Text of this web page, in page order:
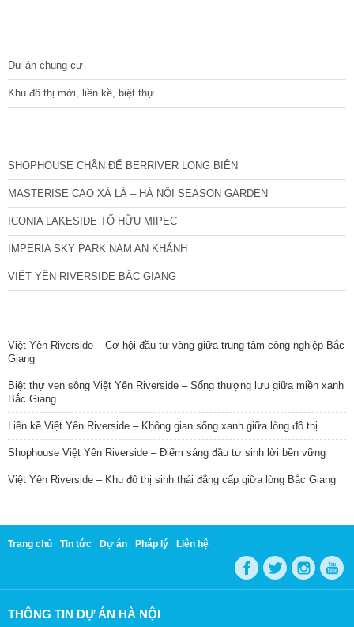
Dự án chung cư
Khu đô thị mới, liền kề, biệt thự
SHOPHOUSE CHÂN ĐẾ BERRIVER LONG BIÊN
MASTERISE CAO XÀ LÁ – HÀ NỘI SEASON GARDEN
ICONIA LAKESIDE TỐ HỮU MIPEC
IMPERIA SKY PARK NAM AN KHÁNH
VIỆT YÊN RIVERSIDE BẮC GIANG
Việt Yên Riverside – Cơ hội đầu tư vàng giữa trung tâm công nghiệp Bắc
Giang
Biệt thự ven sông Việt Yên Riverside – Sống thượng lưu giữa miền xanh
Bắc Giang
Liền kề Việt Yên Riverside – Không gian sống xanh giữa lòng đô thị
Shophouse Việt Yên Riverside – Điểm sáng đầu tư sinh lời bền vững
Việt Yên Riverside – Khu đô thị sinh thái đẳng cấp giữa lòng Bắc Giang
Trang chủ Tin tức Dự án Pháp lý Liên hệ
THÔNG TIN DỰ ÁN HÀ NỘI